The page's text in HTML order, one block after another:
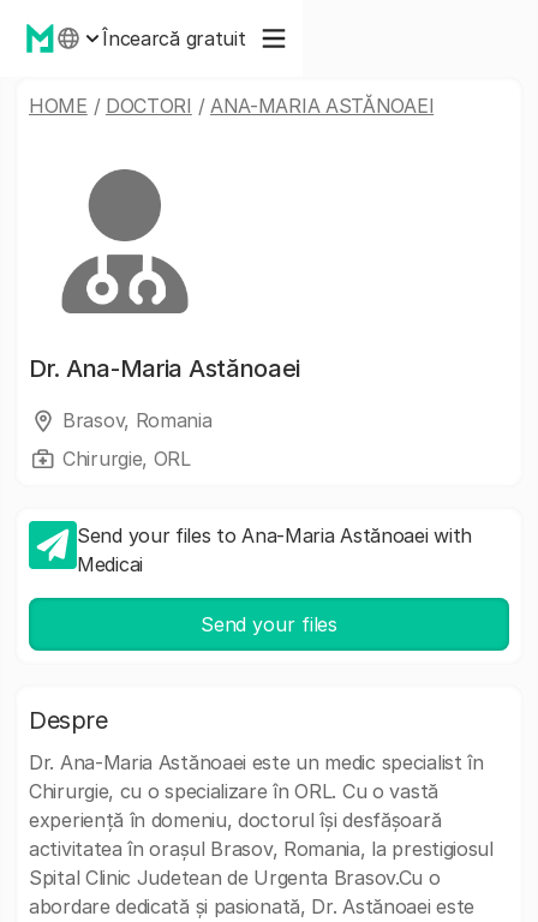
Încearcă gratuit
HOME / DOCTORI / ANA-MARIA ASTĂNOAEI
Dr. Ana-Maria Astănoaei
Brasov, Romania
Chirurgie, ORL
Send your files to Ana-Maria Astănoaei with
Medicai
Send your files
Despre
Dr. Ana-Maria Astănoaei este un medic specialist în
Chirurgie, cu o specializare în ORL. Cu o vastă
experiență în domeniu, doctorul își desfășoară
activitatea în orașul Brasov, Romania, la prestigiosul
Spital Clinic Judetean de Urgenta Brasov.Cu o
abordare dedicată și pasionată, Dr. Astănoaei este